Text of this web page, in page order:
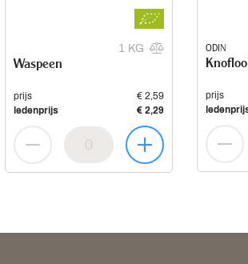
1 KG
Waspeen
prijs
€ 2,59
ledenprijs
€ 2,29
ODIN
prijs